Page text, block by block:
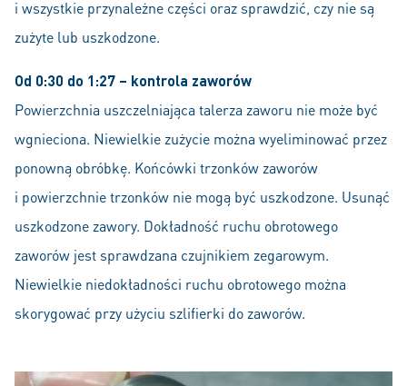
i wszystkie przynależne części oraz sprawdzić, czy nie są
zużyte lub uszkodzone.
Od 0:30 do 1:27 – kontrola zaworów
Powierzchnia uszczelniająca talerza zaworu nie może być
wgnieciona. Niewielkie zużycie można wyeliminować przez
ponowną obróbkę. Końcówki trzonków zaworów
i powierzchnie trzonków nie mogą być uszkodzone. Usunąć
uszkodzone zawory. Dokładność ruchu obrotowego
zaworów jest sprawdzana czujnikiem zegarowym.
Niewielkie niedokładności ruchu obrotowego można
skorygować przy użyciu szlifierki do zaworów.